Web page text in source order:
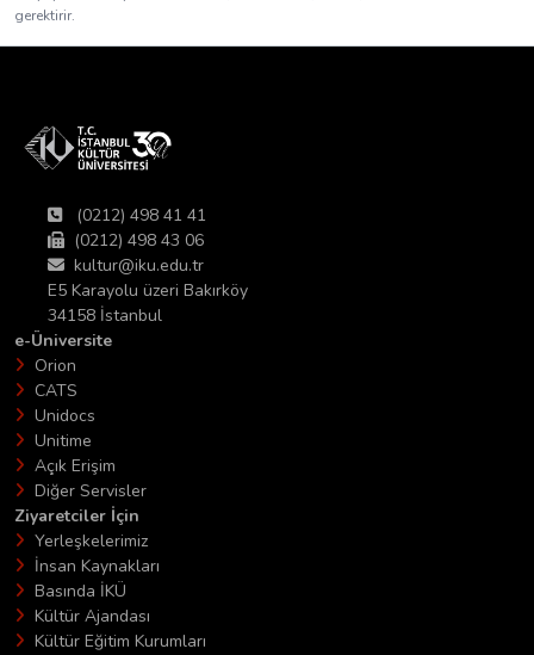
gerektirir.
(0212) 498 41 41
(0212) 498 43 06
kultur@iku.edu.tr
E5 Karayolu üzeri Bakırköy
34158 İstanbul
e-Üniversite
Orion
CATS
Unidocs
Unitime
Açık Erişim
Diğer Servisler
Ziyaretciler İçin
Yerleşkelerimiz
İnsan Kaynakları
Basında İKÜ
Kültür Ajandası
Kültür Eğitim Kurumları